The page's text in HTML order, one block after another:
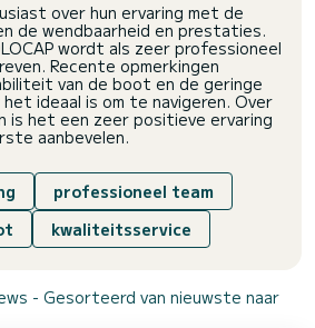
over hun ervaring met de
de wendbaarheid en prestaties.
wordt als zeer professioneel
Recente opmerkingen
van de boot en de geringe
ideaal is om te navigeren. Over
is het een zeer positieve ervaring
aanbevelen.
professioneel team
kwaliteitsservice
- Gesorteerd van nieuwste naar